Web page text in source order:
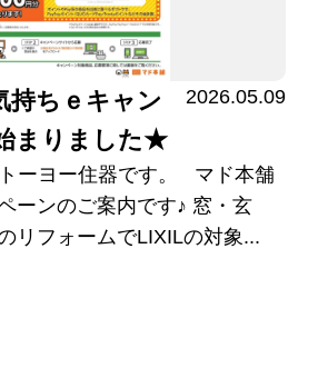
持ちｅキャン
まりました★
2026.05.09
ーヨー住器です。 マド本舗
ーンのご案内です♪ 窓・玄
リフォームでLIXILの対象...